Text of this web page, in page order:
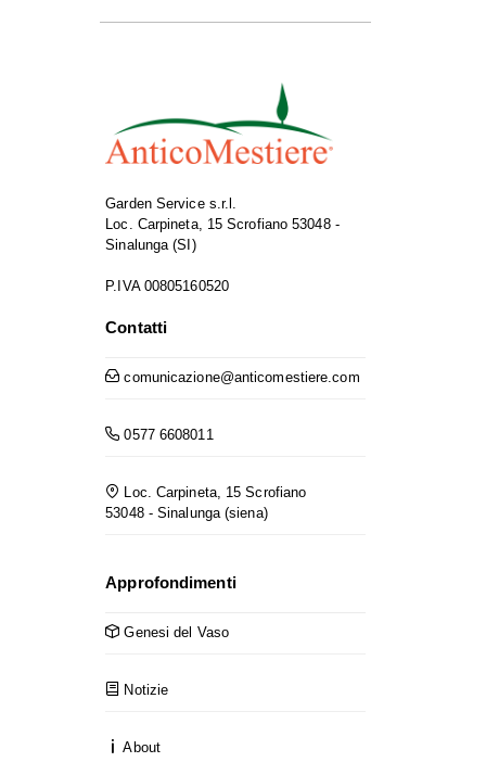
Garden Service s.r.l.
Loc. Carpineta, 15 Scrofiano 53048 -
Sinalunga (SI)
P.IVA 00805160520
Contatti
comunicazione@anticomestiere.com
0577 6608011
Loc. Carpineta, 15 Scrofiano
53048 - Sinalunga (siena)
Approfondimenti
Genesi del Vaso
Notizie
About